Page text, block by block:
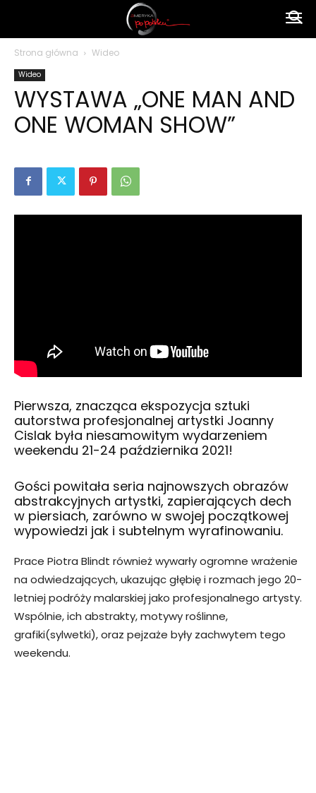
Strona główna Wideo
Wideo
WYSTAWA „ONE MAN AND
ONE WOMAN SHOW”
Pierwsza, znacząca ekspozycja sztuki
autorstwa profesjonalnej artystki Joanny
Cislak była niesamowitym wydarzeniem
weekendu 21-24 października 2021!
Gości powitała seria najnowszych obrazów
abstrakcyjnych artystki, zapierających dech
w piersiach, zarówno w swojej początkowej
wypowiedzi jak i subtelnym wyrafinowaniu.
Prace Piotra Blindt również wywarły ogromne wrażenie
na odwiedzających, ukazując głębię i rozmach jego 20-
letniej podróży malarskiej jako profesjonalnego artysty.
Wspólnie, ich abstrakty, motywy roślinne,
grafiki(sylwetki), oraz pejzaże były zachwytem tego
weekendu.